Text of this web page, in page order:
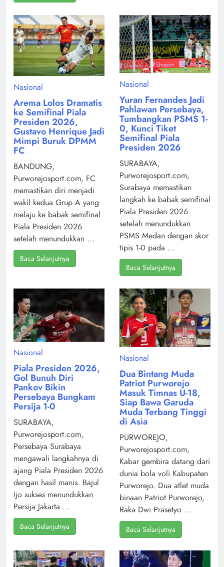
Nasional
Arema Lolos Dramatis
ke Semifinal Piala
Presiden 2026,
Gustavo Henrique Jadi
Mimpi Buruk DPMM
FC
BANDUNG,
Purworejosport.com, FC
memastikan diri menjadi
wakil kedua Grup A yang
melaju ke babak semifinal
Piala Presiden 2026
setelah menundukkan ...
Baca Selanjutnya
Nasional
Yuran Fernandes Jadi
Pahlawan Persebaya,
Tumbangkan PSMS 1-
0, Kunci Tiket
Semifinal Piala
Presiden 2026
SURABAYA,
Purworejosport.com,
Surabaya memastikan
langkah ke babak semifinal
Piala Presiden 2026
setelah menundukkan
PSMS Medan dengan skor
tipis 1-0 pada ...
Baca Selanjutnya
Nasional
Piala Presiden 2026,
Gol Bunuh Diri
Pankov Bikin
Persebaya Bungkam
Persija 1-0
SURABAYA,
Purworejosport.com,
Persebaya Surabaya
mengawali langkahnya di
ajang Piala Presiden 2026
dengan hasil manis. Bajul
Ijo sukses menundukkan
Persija Jakarta ...
Baca Selanjutnya
Nasional
Dua Bintang Muda
Patriot Purworejo
Masuk Timnas U-18,
Siap Bawa Garuda
Muda Terbang Tinggi
di Asia
PURWOREJO,
Purworejosport.com,
Kabar gembira datang dari
dunia bola voli Kabupaten
Purworejo. Dua atlet muda
binaan Patriot Purworejo,
Raka Dwi Prasetyo ...
Baca Selanjutnya